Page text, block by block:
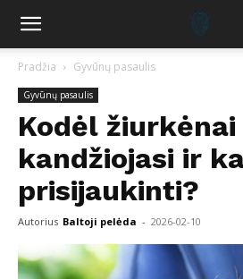
Pradžia Gyvūnų pasaulis
Gyvūnų pasaulis
Kodėl žiurkėnai
kandžiojasi ir
prisijaukinti?
Autorius Baltoji pelėda - 2026-02-10